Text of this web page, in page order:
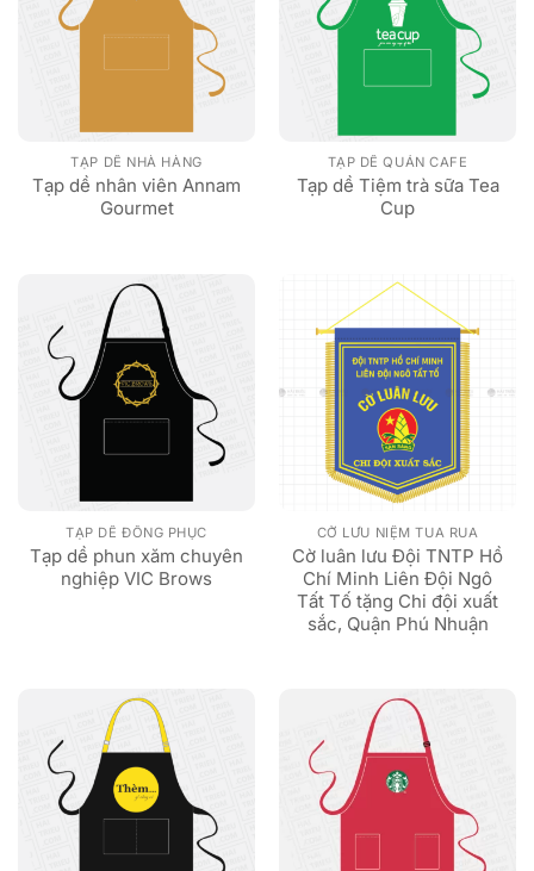
TẠP DỀ NHÀ HÀNG
Tạp dề nhân viên Annam
Gourmet
TẠP DỀ QUÁN CAFE
Tạp dề Tiệm trà sữa Tea
Cup
TẠP DỀ ĐỒNG PHỤC
Tạp dề phun xăm chuyên
nghiệp VIC Brows
CỜ LƯU NIỆM TUA RUA
Cờ luân lưu Đội TNTP Hồ
Chí Minh Liên Đội Ngô
Tất Tố tặng Chi đội xuất
sắc, Quận Phú Nhuận